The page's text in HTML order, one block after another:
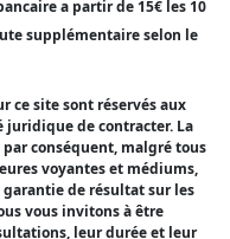
a partir de 15€ les 10
supplémentaire selon le
ce site sont réservés aux
juridique de contracter. La
conséquent, malgré tous
voyantes et médiums,
de résultat sur les
vous invitons à être
leur durée et leur